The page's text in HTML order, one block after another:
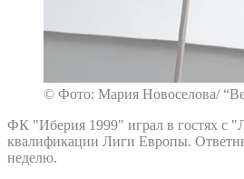
© Фото: Мария Новоселова/
ФК "Иберия 1999" играл в гостях с
квалификации Лиги Европы.
неделю.